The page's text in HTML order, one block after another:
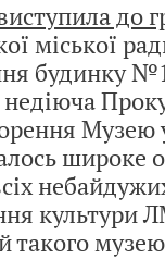
до
міської
будинку
Музею
широке
культури
такого